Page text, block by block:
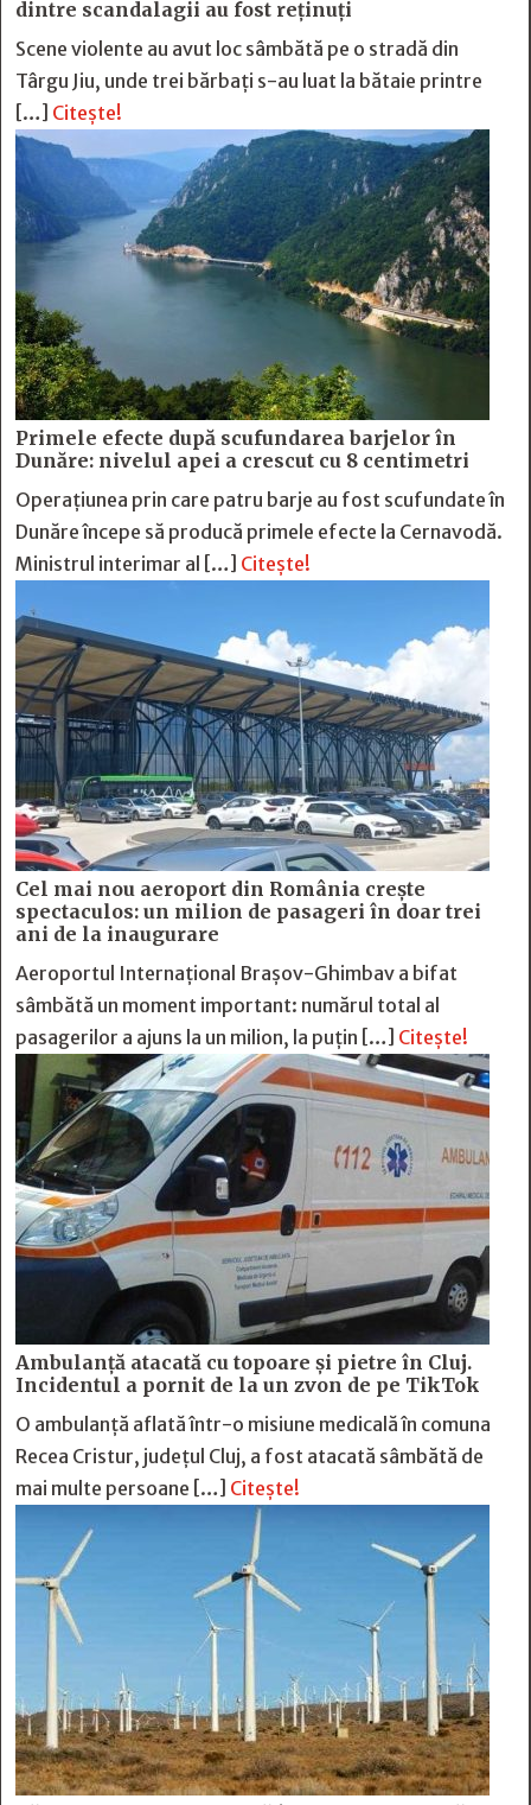
dintre scandalagii au fost reținuți
Scene violente au avut loc sâmbătă pe o stradă din
Târgu Jiu, unde trei bărbați s-au luat la bătaie printre
[…] Citește!
Primele efecte după scufundarea barjelor în
Dunăre: nivelul apei a crescut cu 8 centimetri
Operațiunea prin care patru barje au fost scufundate în
Dunăre începe să producă primele efecte la Cernavodă.
Ministrul interimar al […] Citește!
Cel mai nou aeroport din România crește
spectaculos: un milion de pasageri în doar trei
ani de la inaugurare
Aeroportul Internațional Brașov-Ghimbav a bifat
sâmbătă un moment important: numărul total al
pasagerilor a ajuns la un milion, la puțin […] Citește!
Ambulanță atacată cu topoare și pietre în Cluj.
Incidentul a pornit de la un zvon de pe TikTok
O ambulanță aflată într-o misiune medicală în comuna
Recea Cristur, județul Cluj, a fost atacată sâmbătă de
mai multe persoane […] Citește!